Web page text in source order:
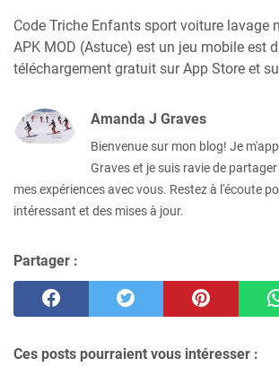
Code Triche Enfants sport voiture lavage
APK MOD (Astuce) est un jeu mobile est
téléchargement gratuit sur App Store et
Amanda J Graves
Bienvenue sur mon blog! Je
Graves et je suis ravie de
mes expériences avec vous. Restez à l'écoute
intéressant et des mises à jour.
Partager :
Ces posts pourraient vous intéresser :